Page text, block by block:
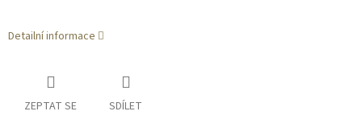
Detailní informace
ZEPTAT SE SDÍLET